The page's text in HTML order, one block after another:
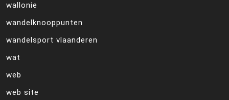
wallonie
wandelknooppunten
wandelsport vlaanderen
wat
web
web site